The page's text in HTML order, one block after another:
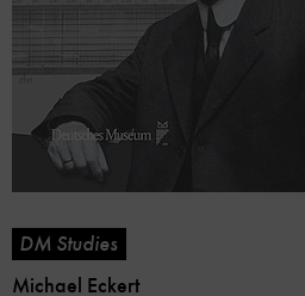
DM Studies
Michael Eckert